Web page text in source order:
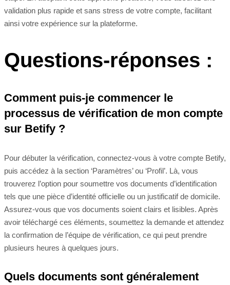
validation plus rapide et sans stress de votre compte, facilitant
ainsi votre expérience sur la plateforme.
Questions-réponses :
Comment puis-je commencer le
processus de vérification de mon compte
sur Betify ?
Pour débuter la vérification, connectez-vous à votre compte Betify,
puis accédez à la section ‘Paramètres’ ou ‘Profil’. Là, vous
trouverez l’option pour soumettre vos documents d’identification
tels que une pièce d’identité officielle ou un justificatif de domicile.
Assurez-vous que vos documents soient clairs et lisibles. Après
avoir téléchargé ces éléments, soumettez la demande et attendez
la confirmation de l’équipe de vérification, ce qui peut prendre
plusieurs heures à quelques jours.
Quels documents sont généralement